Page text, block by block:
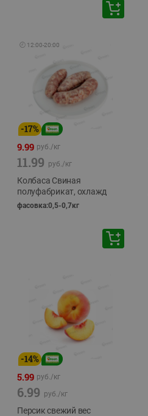
🕘 12:00-20:00
-17%
9.99 руб./кг
11.99 руб./кг
Колбаса Свиная
полуфабрикат, охлажд
фасовка:0,5-0,7кг
-14%
5.99 руб./кг
6.99 руб./кг
Персик свежий вес